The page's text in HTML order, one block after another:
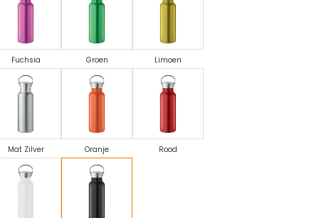
Fuchsia Groen Limoen
Mat Zilver Oranje Rood